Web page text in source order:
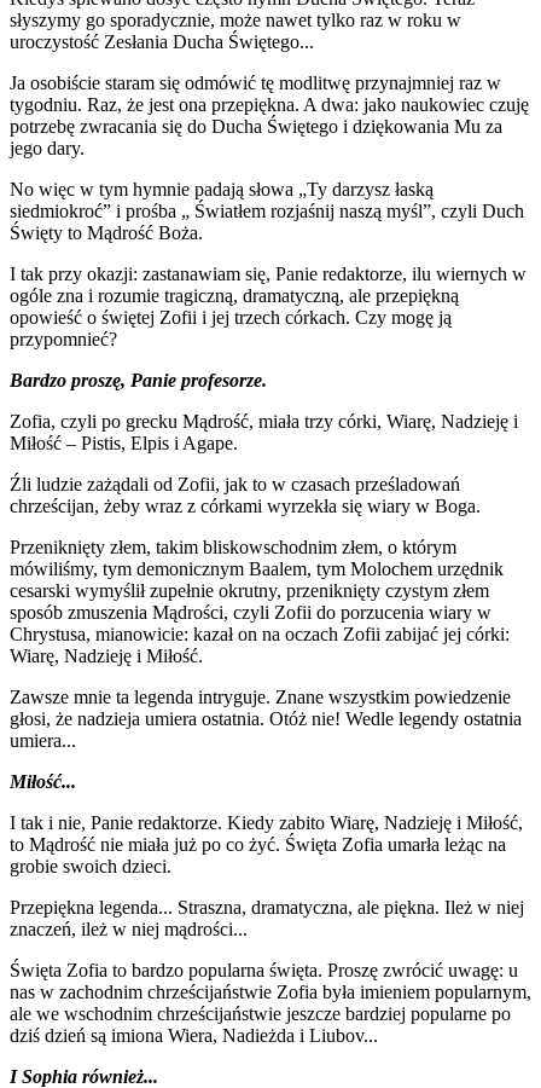
słyszymy go sporadycznie, może nawet tylko raz w roku w
uroczystość Zesłania Ducha Świętego...
Ja osobiście staram się odmówić tę modlitwę przynajmniej raz w
tygodniu. Raz, że jest ona przepiękna. A dwa: jako naukowiec czuję
potrzebę zwracania się do Ducha Świętego i dziękowania Mu za
jego dary.
No więc w tym hymnie padają słowa „Ty darzysz łaską
siedmiokroć” i prośba „ Światłem rozjaśnij naszą myśl”, czyli Duch
Święty to Mądrość Boża.
I tak przy okazji: zastanawiam się, Panie redaktorze, ilu wiernych w
ogóle zna i rozumie tragiczną, dramatyczną, ale przepiękną
opowieść o świętej Zofii i jej trzech córkach. Czy mogę ją
przypomnieć?
Bardzo proszę, Panie profesorze.
Zofia, czyli po grecku Mądrość, miała trzy córki, Wiarę, Nadzieję i
Miłość – Pistis, Elpis i Agape.
Źli ludzie zażądali od Zofii, jak to w czasach prześladowań
chrześcijan, żeby wraz z córkami wyrzekła się wiary w Boga.
Przeniknięty złem, takim bliskowschodnim złem, o którym
mówiliśmy, tym demonicznym Baalem, tym Molochem urzędnik
cesarski wymyślił zupełnie okrutny, przeniknięty czystym złem
sposób zmuszenia Mądrości, czyli Zofii do porzucenia wiary w
Chrystusa, mianowicie: kazał on na oczach Zofii zabijać jej córki:
Wiarę, Nadzieję i Miłość.
Zawsze mnie ta legenda intryguje. Znane wszystkim powiedzenie
głosi, że nadzieja umiera ostatnia. Otóż nie! Wedle legendy ostatnia
umiera...
Miłość...
I tak i nie, Panie redaktorze. Kiedy zabito Wiarę, Nadzieję i Miłość,
to Mądrość nie miała już po co żyć. Święta Zofia umarła leżąc na
grobie swoich dzieci.
Przepiękna legenda... Straszna, dramatyczna, ale piękna. Ileż w niej
znaczeń, ileż w niej mądrości...
Święta Zofia to bardzo popularna święta. Proszę zwrócić uwagę: u
nas w zachodnim chrześcijaństwie Zofia była imieniem popularnym,
ale we wschodnim chrześcijaństwie jeszcze bardziej popularne po
dziś dzień są imiona Wiera, Nadieżda i Liubov...
I Sophia również...